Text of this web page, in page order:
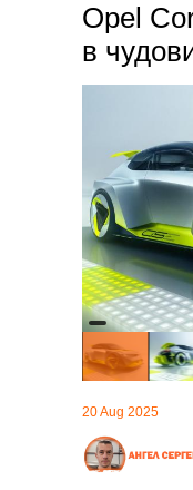
Opel
в
20 Aug 2025